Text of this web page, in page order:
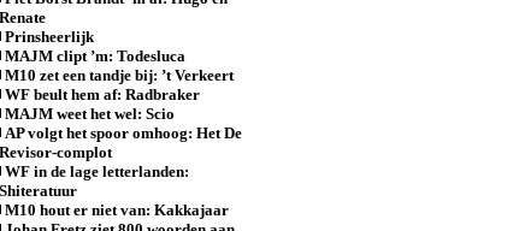
Renate
Prinsheerlijk
MAJM clipt ’m: Todesluca
M10 zet een tandje bij: ’t Verkeert
WF beult hem af: Radbraker
MAJM weet het wel: Scio
AP volgt het spoor omhoog: Het De
Revisor-complot
WF in de lage letterlanden:
Shiteratuur
M10 hout er niet van: Kakkajaar